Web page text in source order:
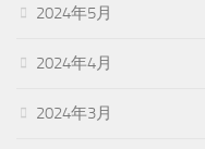
2024年5月
2024年4月
2024年3月